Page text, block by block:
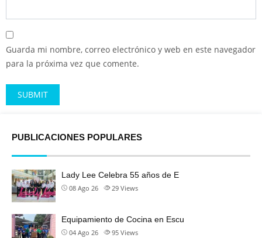
Guarda mi nombre, correo electrónico y web en este navegador
para la próxima vez que comente.
PUBLICACIONES POPULARES
Lady Lee Celebra 55 años de E
08 Ago 26 29 Views
Equipamiento de Cocina en Escu
04 Ago 26 95 Views